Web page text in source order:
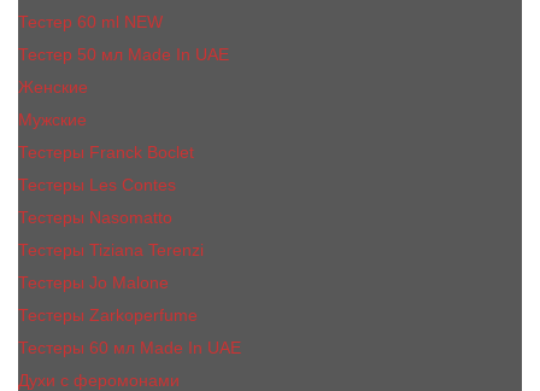
Тестер 60 ml NEW
Тестер 50 мл Made In UAE
Женские
Мужские
Тестеры Franck Boclet
Тестеры Les Contes
Тестеры Nasomatto
Тестеры Tiziana Terenzi
Тестеры Jо Malоnе
Тестеры Zarkoperfume
Тестеры 60 мл Made In UAE
Духи с феромонами